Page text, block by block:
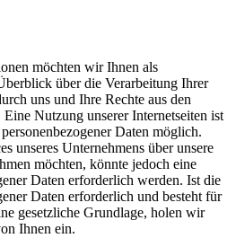
möchten wir Ihnen als
über die Verarbeitung Ihrer
uns und Ihre Rechte aus den
Eine Nutzung unserer Internetseiten ist
Daten möglich.
unseres Unternehmens über unsere
möchten, könnte jedoch eine
Daten erforderlich werden. Ist die
Daten erforderlich und besteht für
gesetzliche Grundlage, holen wir
Ihnen ein.